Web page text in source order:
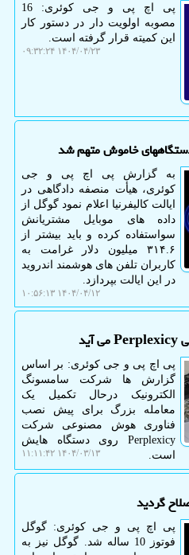
پی اچ پی و جی کوئری: 16
مصوبه اولویت دار در دستور کار
این کمیته قرار گرفته است.
۱۴۰۴/۰۴/۲۳ ۰۹:۳۲:۲۴
خاموش متهم شد
به گزارش پی اچ پی و جی
کوئری، هیأت منصفه دادگاهی در
ایالت کالیفرنیا اعلام نمود گوگل از
داده های موبایل مشتریانش
سواستفاده کرده و باید بیشتر از
۳۱۴.۶ میلیون دلار غرامت به
کاربران تلفن های هوشمند اندروید
در این ایالت بپردازد.
۱۴۰۴/۰۴/۱۲ ۱۰:۵۶:۱۳
پی اچ پی و جی کوئری: بر اساس
گزارش ها شرکت سامسونگ
الکترونیک درحال تکمیل یک
معامله بزرگ برای پیش نصب
فناوری هوش مصنوعی شرکت
Perplexicy روی دستگاه هایش
است.
۱۴۰۴/۰۳/۱۳ ۱۱:۱۱:۴۲
گردید
پی اچ پی و جی کوئری: گوگل
فوتوز 10 ساله شد. گوگل نیز به